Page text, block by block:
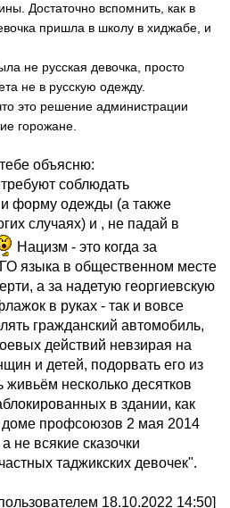
Достаточно вспомнить, как в
пришла в школу в хиджабе, и
не русская девочка, просто
не в русскую одежду.
это решение администрации
горожане.
объясню:
соблюдать
форму одежды (а также
случаях) и , не падай в
Нацизм - это когда за
языка в общественном месте
а за надетую георгиевскую
в руках - так и вовсе
гражданский автомобиль,
действий невзирая на
и детей, подорвать его из
живьём несколько десятков
в здании, как
профсоюзов 2 мая 2014
не всякие сказочки
таджикских девочек".
18.10.2022 14:50]